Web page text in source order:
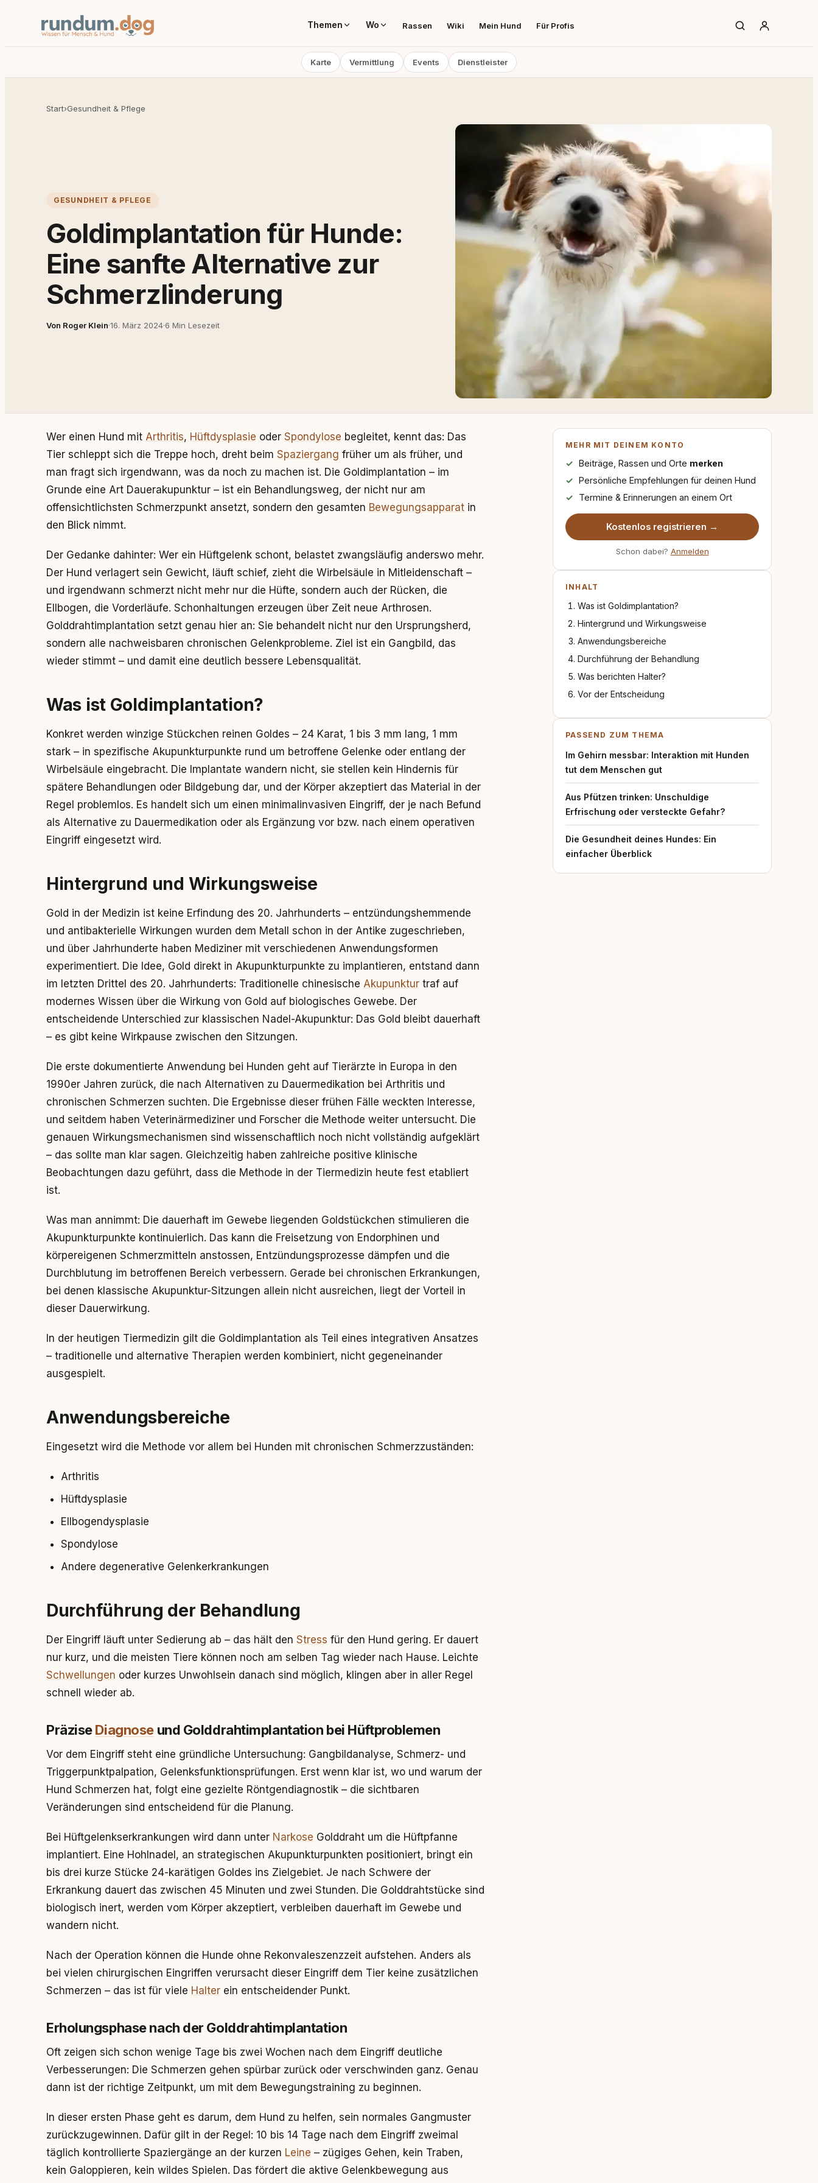
Themen Wo Rassen Wiki Mein Hund Für Profis
Karte Vermittlung Events Dienstleister
Start›Gesundheit & Pflege
GESUNDHEIT & PFLEGE
Goldimplantation für Hunde:
Eine sanfte Alternative zur
Schmerzlinderung
Von Roger Klein·16. März 2024·6 Min Lesezeit
Wer einen Hund mit Arthritis, Hüftdysplasie oder Spondylose begleitet, kennt das: Das
Tier schleppt sich die Treppe hoch, dreht beim Spaziergang früher um als früher, und
man fragt sich irgendwann, was da noch zu machen ist. Die Goldimplantation – im
Grunde eine Art Dauerakupunktur – ist ein Behandlungsweg, der nicht nur am
offensichtlichsten Schmerzpunkt ansetzt, sondern den gesamten Bewegungsapparat in
den Blick nimmt.
Der Gedanke dahinter: Wer ein Hüftgelenk schont, belastet zwangsläufig anderswo mehr.
Der Hund verlagert sein Gewicht, läuft schief, zieht die Wirbelsäule in Mitleidenschaft –
und irgendwann schmerzt nicht mehr nur die Hüfte, sondern auch der Rücken, die
Ellbogen, die Vorderläufe. Schonhaltungen erzeugen über Zeit neue Arthrosen.
Golddrahtimplantation setzt genau hier an: Sie behandelt nicht nur den Ursprungsherd,
sondern alle nachweisbaren chronischen Gelenkprobleme. Ziel ist ein Gangbild, das
wieder stimmt – und damit eine deutlich bessere Lebensqualität.
Was ist Goldimplantation?
Konkret werden winzige Stückchen reinen Goldes – 24 Karat, 1 bis 3 mm lang, 1 mm
stark – in spezifische Akupunkturpunkte rund um betroffene Gelenke oder entlang der
Wirbelsäule eingebracht. Die Implantate wandern nicht, sie stellen kein Hindernis für
spätere Behandlungen oder Bildgebung dar, und der Körper akzeptiert das Material in der
Regel problemlos. Es handelt sich um einen minimalinvasiven Eingriff, der je nach Befund
als Alternative zu Dauermedikation oder als Ergänzung vor bzw. nach einem operativen
Eingriff eingesetzt wird.
Hintergrund und Wirkungsweise
Gold in der Medizin ist keine Erfindung des 20. Jahrhunderts – entzündungshemmende
und antibakterielle Wirkungen wurden dem Metall schon in der Antike zugeschrieben,
und über Jahrhunderte haben Mediziner mit verschiedenen Anwendungsformen
experimentiert. Die Idee, Gold direkt in Akupunkturpunkte zu implantieren, entstand dann
im letzten Drittel des 20. Jahrhunderts: Traditionelle chinesische Akupunktur traf auf
modernes Wissen über die Wirkung von Gold auf biologisches Gewebe. Der
entscheidende Unterschied zur klassischen Nadel-Akupunktur: Das Gold bleibt dauerhaft
– es gibt keine Wirkpause zwischen den Sitzungen.
Die erste dokumentierte Anwendung bei Hunden geht auf Tierärzte in Europa in den
1990er Jahren zurück, die nach Alternativen zu Dauermedikation bei Arthritis und
chronischen Schmerzen suchten. Die Ergebnisse dieser frühen Fälle weckten Interesse,
und seitdem haben Veterinärmediziner und Forscher die Methode weiter untersucht. Die
genauen Wirkungsmechanismen sind wissenschaftlich noch nicht vollständig aufgeklärt
– das sollte man klar sagen. Gleichzeitig haben zahlreiche positive klinische
Beobachtungen dazu geführt, dass die Methode in der Tiermedizin heute fest etabliert
ist.
Was man annimmt: Die dauerhaft im Gewebe liegenden Goldstückchen stimulieren die
Akupunkturpunkte kontinuierlich. Das kann die Freisetzung von Endorphinen und
körpereigenen Schmerzmitteln anstossen, Entzündungsprozesse dämpfen und die
Durchblutung im betroffenen Bereich verbessern. Gerade bei chronischen Erkrankungen,
bei denen klassische Akupunktur-Sitzungen allein nicht ausreichen, liegt der Vorteil in
dieser Dauerwirkung.
In der heutigen Tiermedizin gilt die Goldimplantation als Teil eines integrativen Ansatzes
– traditionelle und alternative Therapien werden kombiniert, nicht gegeneinander
ausgespielt.
Anwendungsbereiche
Eingesetzt wird die Methode vor allem bei Hunden mit chronischen Schmerzzuständen:
Arthritis
Hüftdysplasie
Ellbogendysplasie
Spondylose
Andere degenerative Gelenkerkrankungen
Durchführung der Behandlung
Der Eingriff läuft unter Sedierung ab – das hält den Stress für den Hund gering. Er dauert
nur kurz, und die meisten Tiere können noch am selben Tag wieder nach Hause. Leichte
Schwellungen oder kurzes Unwohlsein danach sind möglich, klingen aber in aller Regel
schnell wieder ab.
PräziseDiagnoseund Golddrahtimplantation bei Hüftproblemen
Vor dem Eingriff steht eine gründliche Untersuchung: Gangbildanalyse, Schmerz- und
Triggerpunktpalpation, Gelenksfunktionsprüfungen. Erst wenn klar ist, wo und warum der
Hund Schmerzen hat, folgt eine gezielte Röntgendiagnostik – die sichtbaren
Veränderungen sind entscheidend für die Planung.
Bei Hüftgelenkserkrankungen wird dann unter Narkose Golddraht um die Hüftpfanne
implantiert. Eine Hohlnadel, an strategischen Akupunkturpunkten positioniert, bringt ein
bis drei kurze Stücke 24-karätigen Goldes ins Zielgebiet. Je nach Schwere der
Erkrankung dauert das zwischen 45 Minuten und zwei Stunden. Die Golddrahtstücke sind
biologisch inert, werden vom Körper akzeptiert, verbleiben dauerhaft im Gewebe und
wandern nicht.
Nach der Operation können die Hunde ohne Rekonvaleszenzzeit aufstehen. Anders als
bei vielen chirurgischen Eingriffen verursacht dieser Eingriff dem Tier keine zusätzlichen
Schmerzen – das ist für viele Halter ein entscheidender Punkt.
Erholungsphase nach der Golddrahtimplantation
Oft zeigen sich schon wenige Tage bis zwei Wochen nach dem Eingriff deutliche
Verbesserungen: Die Schmerzen gehen spürbar zurück oder verschwinden ganz. Genau
dann ist der richtige Zeitpunkt, um mit dem Bewegungstraining zu beginnen.
In dieser ersten Phase geht es darum, dem Hund zu helfen, sein normales Gangmuster
zurückzugewinnen. Dafür gilt in der Regel: 10 bis 14 Tage nach dem Eingriff zweimal
täglich kontrollierte Spaziergänge an der kurzen Leine – zügiges Gehen, kein Traben,
kein Galoppieren, kein wildes Spielen. Das fördert die aktive Gelenkbewegung aus
MEHR MIT DEINEM KONTO
Beiträge, Rassen und Orte merken
Persönliche Empfehlungen für deinen Hund
Termine & Erinnerungen an einem Ort
Kostenlos registrieren →
Schon dabei? Anmelden
INHALT
Was ist Goldimplantation?
Hintergrund und Wirkungsweise
Anwendungsbereiche
Durchführung der Behandlung
Was berichten Halter?
Vor der Entscheidung
PASSEND ZUM THEMA
Im Gehirn messbar: Interaktion mit Hunden
tut dem Menschen gut
Aus Pfützen trinken: Unschuldige
Erfrischung oder versteckte Gefahr?
Die Gesundheit deines Hundes: Ein
einfacher Überblick